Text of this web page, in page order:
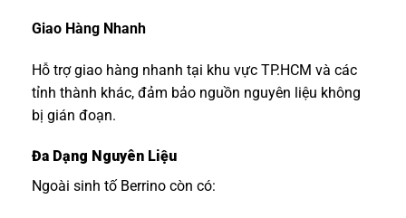
Giao Hàng Nhanh
Hỗ trợ giao hàng nhanh tại khu vực TP.HCM và các
tỉnh thành khác, đảm bảo nguồn nguyên liệu không
bị gián đoạn.
Đa Dạng Nguyên Liệu
Ngoài sinh tố Berrino còn có: